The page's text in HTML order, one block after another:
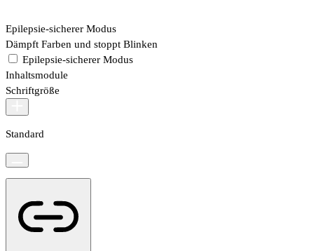
Epilepsie-sicherer Modus
Dämpft Farben und stoppt Blinken
Epilepsie-sicherer Modus
Inhaltsmodule
Schriftgröße
Standard